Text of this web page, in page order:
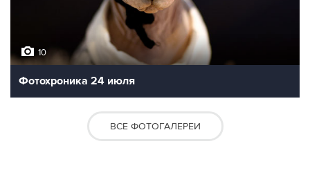
10
Фотохроника 24 июля
ВСЕ ФОТОГАЛЕРЕИ